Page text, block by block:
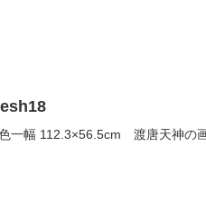
一幅 112.3×56.5cm 渡唐天神の